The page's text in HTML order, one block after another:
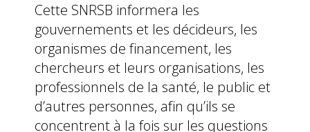
Cette SNRSB informera les
gouvernements et les décideurs, les
organismes de financement, les
chercheurs et leurs organisations, les
professionnels de la santé, le public et
d’autres personnes, afin qu’ils se
concentrent à la fois sur les questions